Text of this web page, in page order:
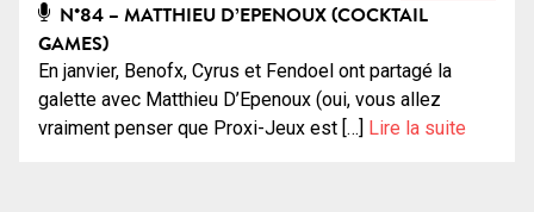
N°84 – MATTHIEU D’EPENOUX (COCKTAIL
GAMES)
En janvier, Benofx, Cyrus et Fendoel ont partagé la
galette avec Matthieu D’Epenoux (oui, vous allez
vraiment penser que Proxi-Jeux est […]
Lire la suite